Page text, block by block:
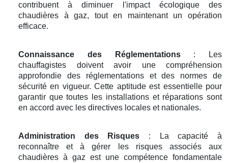
contribuent à diminuer l'impact écologique des
chaudières à gaz, tout en maintenant un opération
efficace.
Connaissance des Réglementations: Les
chauffagistes doivent avoir une compréhension
approfondie des réglementations et des normes de
sécurité en vigueur. Cette aptitude est essentielle pour
garantir que toutes les installations et réparations sont
en accord avec les directives locales et nationales.
Administration des Risques : La capacité à
reconnaître et à gérer les risques associés aux
chaudières à gaz est une compétence fondamentale